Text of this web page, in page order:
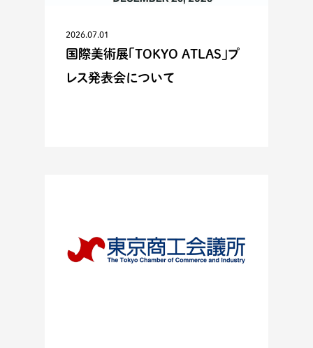
2026.07.01
国際美術展「TOKYO ATLAS」プ
レス発表会について